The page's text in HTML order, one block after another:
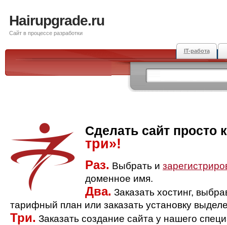
Hairupgrade.ru
Сайт в процессе разработки
IT-работа
Сделать сайт просто
три»!
Раз. Выбрать и
доменное имя.
Два. Заказать хостинг,
тарифный план или заказать установку
Три. Заказать создание сайта у нашего